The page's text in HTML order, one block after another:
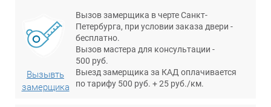
Вызывть
замерщика
Вызов замерщика в черте Санкт-
Петербурга, при условии заказа двери -
бесплатно.
Вызов мастера для консультации -
500 руб.
Выезд замерщика за КАД оплачивается
по тарифу 500 руб. + 25 руб./км.